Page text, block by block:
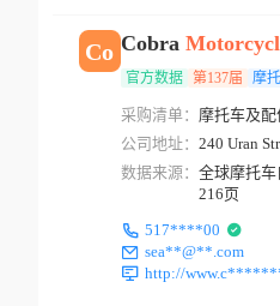
Co Cobra
官方数据 第137届 摩
采购清单： 摩托车及配
公司地址： 240 Uran
数据来源： 全球摩托
216页
517****00
sea**@**.com
http://